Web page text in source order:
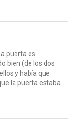
puerta es
bien (de los dos
y había que
la puerta estaba